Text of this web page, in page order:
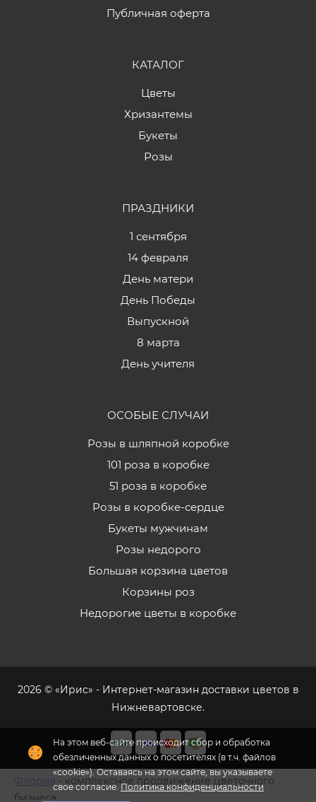
На этом веб-сайте происходит сбор и обработка
обезличенных данных о посетителях (в т.ч. файлов
«cookie»). Оставаясь на этом сайте, вы указываете
свое согласие.Политика конфиденциальности
Публичная оферта
КАТАЛОГ
Цветы
Хризантемы
Букеты
Розы
ПРАЗДНИКИ
1 сентября
14 февраля
День матери
День Победы
Выпускной
8 марта
День учителя
ОСОБЫЕ СЛУЧАИ
Розы в шляпной коробке
101 роза в коробке
51 роза в коробке
Розы в коробке-сердце
Букеты мужчинам
Розы недорого
Большая корзина цветов
Корзины роз
Недорогие цветы в коробке
2026 © «Ирис» - Интернет-магазин доставки цветов в
Нижневартовске.
Флория - комплексное продвижение цветочного
бизнеса